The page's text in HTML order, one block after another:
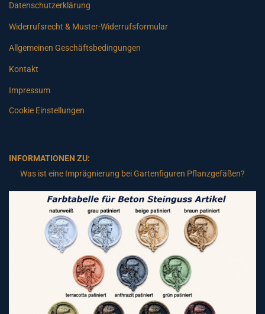
Datenschutzerklärung
Widerrufsrecht & Muster-Widerrufsformular
Allgemeinen Geschäftsbedingungen
Kontakt
Impressum
Cookie Einstellungen
INFORMATIONEN ZU:
Was ist eine Imprägnierung bei Gartenfiguren Pflanzgefäßen?